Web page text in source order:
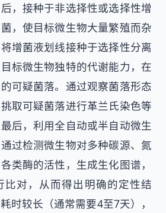
，接种于非选择性或选择性增
，使目标微生物大量繁殖而杂
增菌液划线接种于选择性分离
标微生物独特的代谢能力，在
可疑菌落。通过观察菌落形态
取可疑菌落进行革兰氏染色等
后，利用全自动或半自动微生
过检测微生物对多种碳源、氮
类酶的活性，生成生化图谱，
比对，从而得出明确的定性结
时较长（通常需要4至7天），